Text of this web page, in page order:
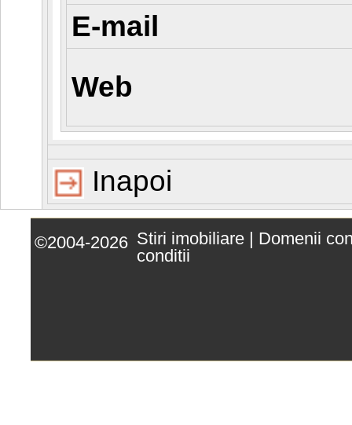
E-mail
Web
Inapoi
©2004-2026 Stiri imobiliare | Domenii
conditii